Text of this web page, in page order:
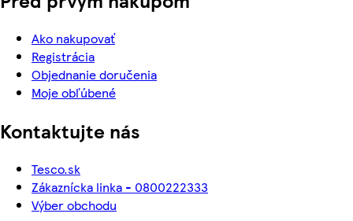
Ako nakupovať
Registrácia
Objednanie doručenia
Moje obľúbené
Kontaktujte nás
Tesco.sk
Zákaznícka linka - 0800222333
Výber obchodu